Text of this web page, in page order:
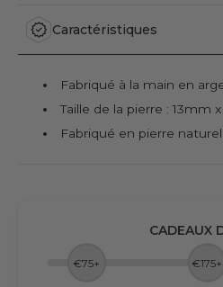
Caractéristiques
Fabriqué à la main en
Taille de la pierre : 13mm
Fabriqué en pierre
CADEAUX
€75+ €175+